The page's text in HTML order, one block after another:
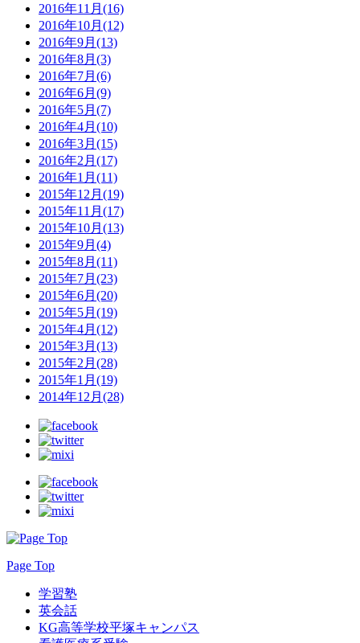
2016年11月(16)
2016年10月(12)
2016年9月(13)
2016年8月(3)
2016年7月(6)
2016年6月(9)
2016年5月(7)
2016年4月(10)
2016年3月(15)
2016年2月(17)
2016年1月(11)
2015年12月(19)
2015年11月(17)
2015年10月(13)
2015年9月(4)
2015年8月(11)
2015年7月(23)
2015年6月(20)
2015年5月(19)
2015年4月(12)
2015年3月(13)
2015年2月(28)
2015年1月(19)
2014年12月(28)
Page Top
学習塾
英会話
KG高等学校平塚キャンパス